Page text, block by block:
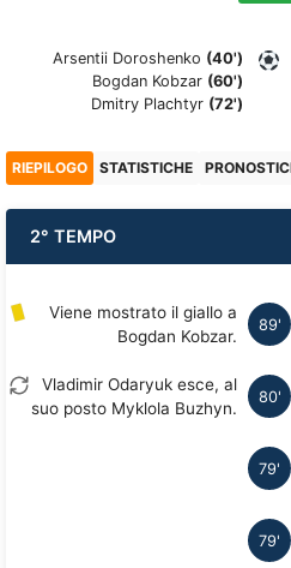
Arsentii Doroshenko (40')
Bogdan Kobzar (60')
Dmitry Plachtyr (72')
RIEPILOGO STATISTICHE
2° TEMPO
89'
Viene mostrato il giallo a
Bogdan Kobzar.
80'
Vladimir Odaryuk esce, al
suo posto Myklola Buzhyn.
79'
79'